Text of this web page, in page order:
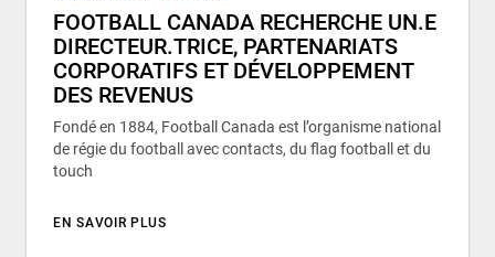
FOOTBALL CANADA RECHERCHE UN.E
DIRECTEUR.TRICE, PARTENARIATS
CORPORATIFS ET DÉVELOPPEMENT
DES REVENUS
Fondé en 1884, Football Canada est l’organisme national
de régie du football avec contacts, du flag football et du
touch
EN SAVOIR PLUS